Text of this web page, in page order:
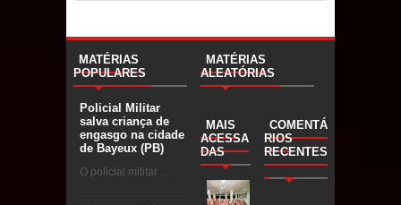
MATÉRIAS
POPULARES
Policial Militar
salva criança de
engasgo na cidade
de Bayeux (PB)
O policial militar ...
MATÉRIAS
ALEATÓRIAS
MAIS
ACESSA
DAS
COMENTÁ
RIOS
RECENTES